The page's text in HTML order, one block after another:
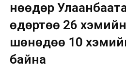
Өнөөдөр
өдөртөө 26
шөнөдөө 10
байна